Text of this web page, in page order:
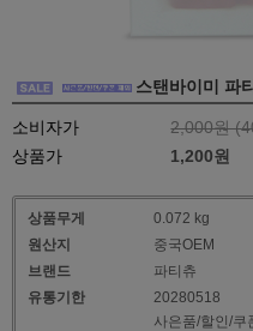
스탠바이미 파
소비자가 2,000원 (
상품가
1,200원
상품무게
0.072 kg
원산지
중국OEM
브랜드
파티츄
유통기한
20280518
사은품/할인/쿠